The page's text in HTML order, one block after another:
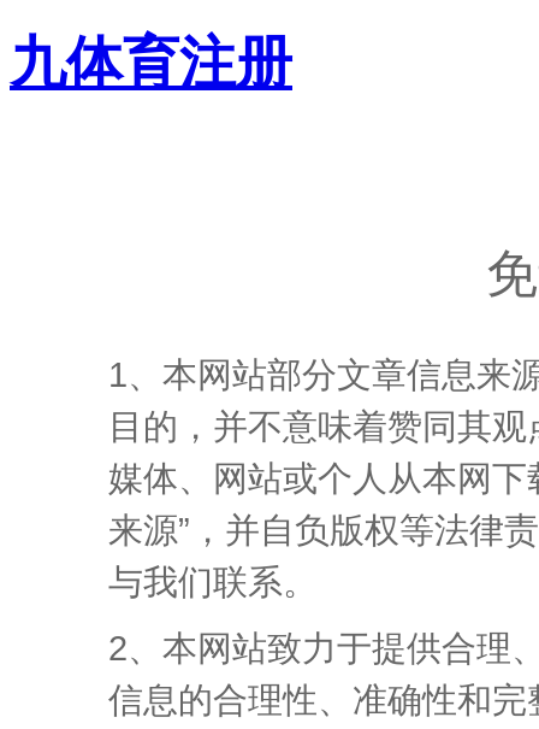
九体育注册
1、本网站部分文章信息来
目的，并不意味着赞同其
媒体、网站或个人从本网
来源”，并自负版权等法律
与我们联系。
2、本网站致力于提供合理
信息的合理性、准确性和